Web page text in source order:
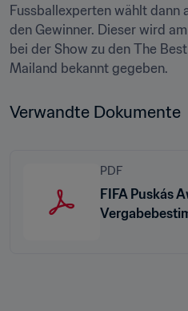
Fussballexperten wählt dann
den Gewinner. Dieser wird
bei der Show zu den The
Mailand bekannt gegeben.
Verwandte Dokumente
PDF
FIFA Puskás